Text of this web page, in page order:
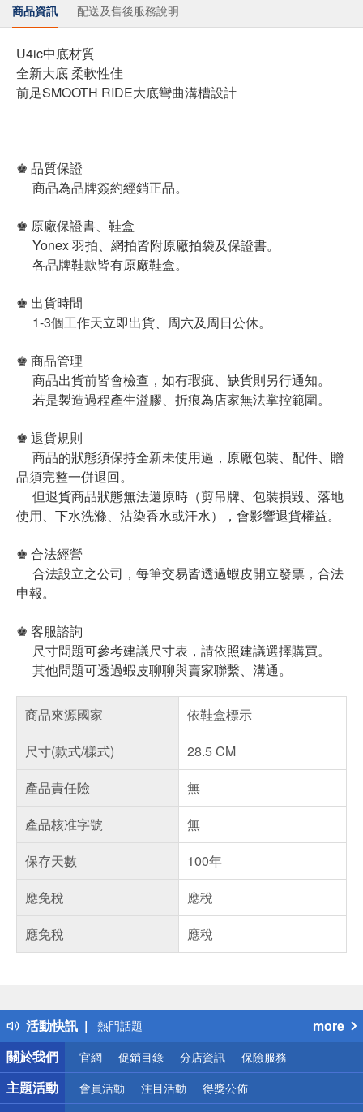
商品資訊 配送及售後服務說明
U4ic中底材質
全新大底 柔軟性佳
前足SMOOTH RIDE大底彎曲溝槽設計
♚ 品質保證
商品為品牌簽約經銷正品。
♚ 原廠保證書、鞋盒
Yonex 羽拍、網拍皆附原廠拍袋及保證書。
各品牌鞋款皆有原廠鞋盒。
♚ 出貨時間
1-3個工作天立即出貨、周六及周日公休。
♚ 商品管理
商品出貨前皆會檢查，如有瑕疵、缺貨則另行通知。
若是製造過程產生溢膠、折痕為店家無法掌控範圍。
♚ 退貨規則
商品的狀態須保持全新未使用過，原廠包裝、配件、贈
品須完整一併退回。
但退貨商品狀態無法還原時（剪吊牌、包裝損毀、落地
使用、下水洗滌、沾染香水或汗水），會影響退貨權益。
♚ 合法經營
合法設立之公司，每筆交易皆透過蝦皮開立發票，合法
申報。
♚ 客服諮詢
尺寸問題可參考建議尺寸表，請依照建議選擇購買。
其他問題可透過蝦皮聊聊與賣家聯繫、溝通。
商品來源國家
依鞋盒標示
尺寸(款式/樣式)
28.5 CM
產品責任險
無
產品核准字號
無
保存天數
100年
應免稅
應稅
應免稅
應稅
活動快訊
得獎公告
熱門話題
銀行優惠
偏遠地區配送
詐騙網頁！請小心！
more
關於我們
官網 促銷目錄 分店資訊 保險服務
主題活動 會員活動 注目活動 得獎公佈